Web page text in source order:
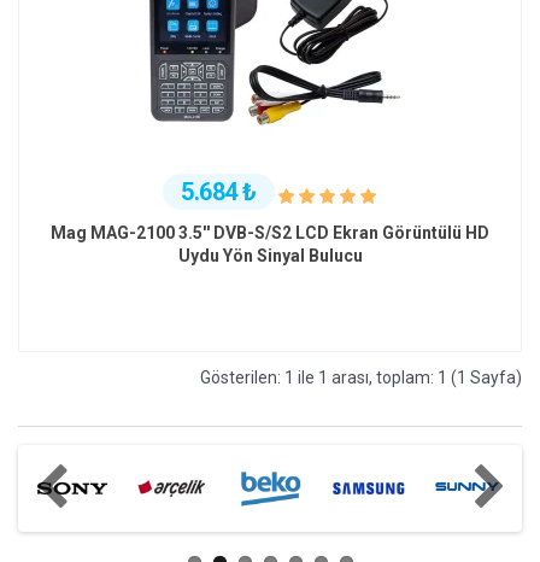
5.684 ₺
Mag MAG-2100 3.5'' DVB-S/S2 LCD Ekran Görüntülü HD
Uydu Yön Sinyal Bulucu
Gösterilen: 1 ile 1 arası, toplam: 1 (1 Sayfa)